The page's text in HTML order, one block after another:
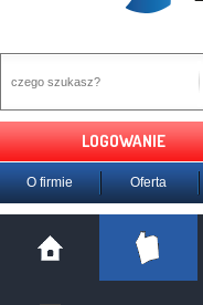
LOGOWANIE
O firmie Oferta